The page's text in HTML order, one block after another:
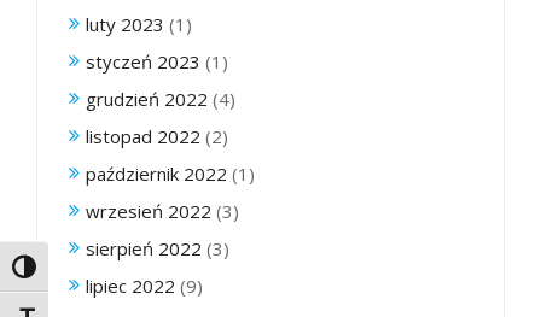
Toggle High Contrast
luty 2023 (1)
styczeń 2023 (1)
grudzień 2022 (4)
listopad 2022 (2)
październik 2022 (1)
wrzesień 2022 (3)
sierpień 2022 (3)
lipiec 2022 (9)